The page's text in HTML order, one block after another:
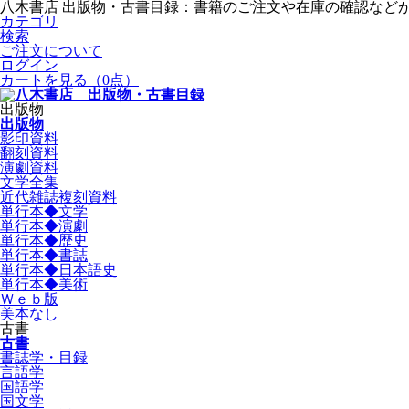
八木書店 出版物・古書目録：書籍のご注文や在庫の確認など
カテゴリ
検索
ご注文について
ログイン
カートを見る
（0点）
出版物
出版物
影印資料
翻刻資料
演劇資料
文学全集
近代雑誌複刻資料
単行本◆文学
単行本◆演劇
単行本◆歴史
単行本◆書誌
単行本◆日本語史
単行本◆美術
Ｗｅｂ版
美本なし
古書
古書
書誌学・目録
言語学
国語学
国文学